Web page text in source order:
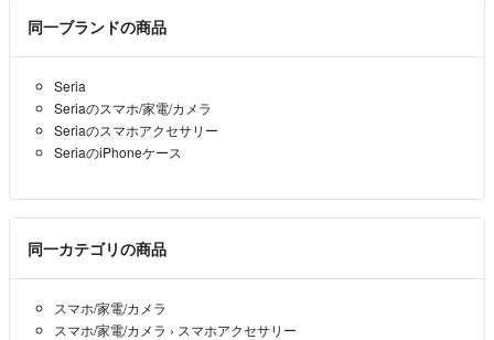
同一ブランドの商品
Seria
Seriaのスマホ/家電/カメラ
Seriaのスマホアクセサリー
SeriaのiPhoneケース
同一カテゴリの商品
スマホ/家電/カメラ
スマホ/家電/カメラ › スマホアクセサリー